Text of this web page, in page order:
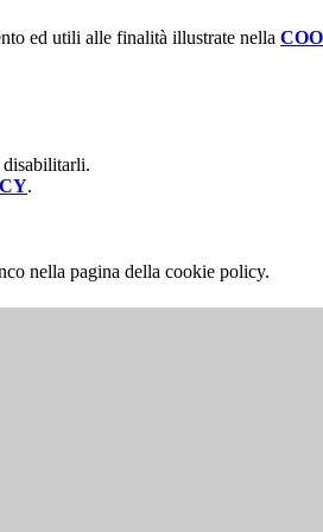
ed utili alle finalità illustrate nella
disabilitarli.
.
nella pagina della cookie policy.